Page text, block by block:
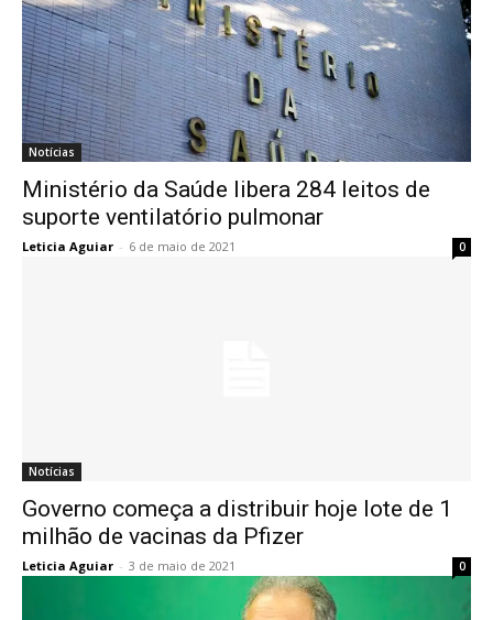
Notícias
Ministério da Saúde libera 284 leitos de
suporte ventilatório pulmonar
Leticia Aguiar - 6 de maio de 2021 0
Notícias
Governo começa a distribuir hoje lote de 1
milhão de vacinas da Pfizer
Leticia Aguiar - 3 de maio de 2021 0